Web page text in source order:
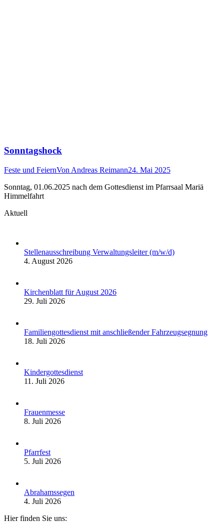
Sonntagshock
Feste und FeiernVon Andreas Reimann24. Mai 2025
Sonntag, 01.06.2025 nach dem Gottesdienst im Pfarrsaal Mariä
Himmelfahrt
Aktuell
Stellenausschreibung Verwaltungsleiter (m/w/d)
4. August 2026
Kirchenblatt für August 2026
29. Juli 2026
Familiengottesdienst mit anschließender Fahrzeugsegnung
18. Juli 2026
Kindergottesdienst
11. Juli 2026
Frauenmesse
8. Juli 2026
Pfarrfest
5. Juli 2026
Abrahamssegen
4. Juli 2026
Hier finden Sie uns: